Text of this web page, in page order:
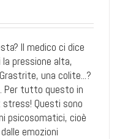
Il medico ci dice
pressione alta,
una colite...?
Per tutto questo in
stress! Questi sono
psicosomatici, cioè
emozioni